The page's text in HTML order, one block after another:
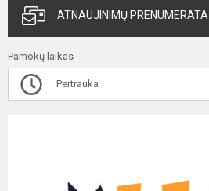
ATNAUJINIMŲ PRENUMERATA
Pamokų laikas
Pertrauka